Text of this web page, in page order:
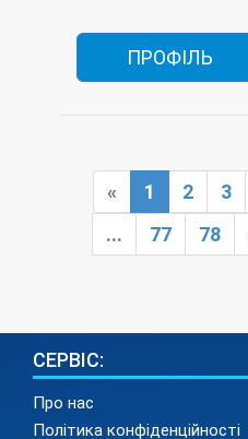
ПРОФІЛЬ
« 1 2 3
...
77 78
СЕРВІС:
Про нас
Політика конфіденційності